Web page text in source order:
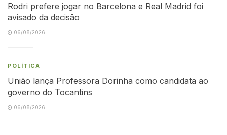
Rodri prefere jogar no Barcelona e Real Madrid foi
avisado da decisão
06/08/2026
POLÍTICA
União lança Professora Dorinha como candidata ao
governo do Tocantins
06/08/2026